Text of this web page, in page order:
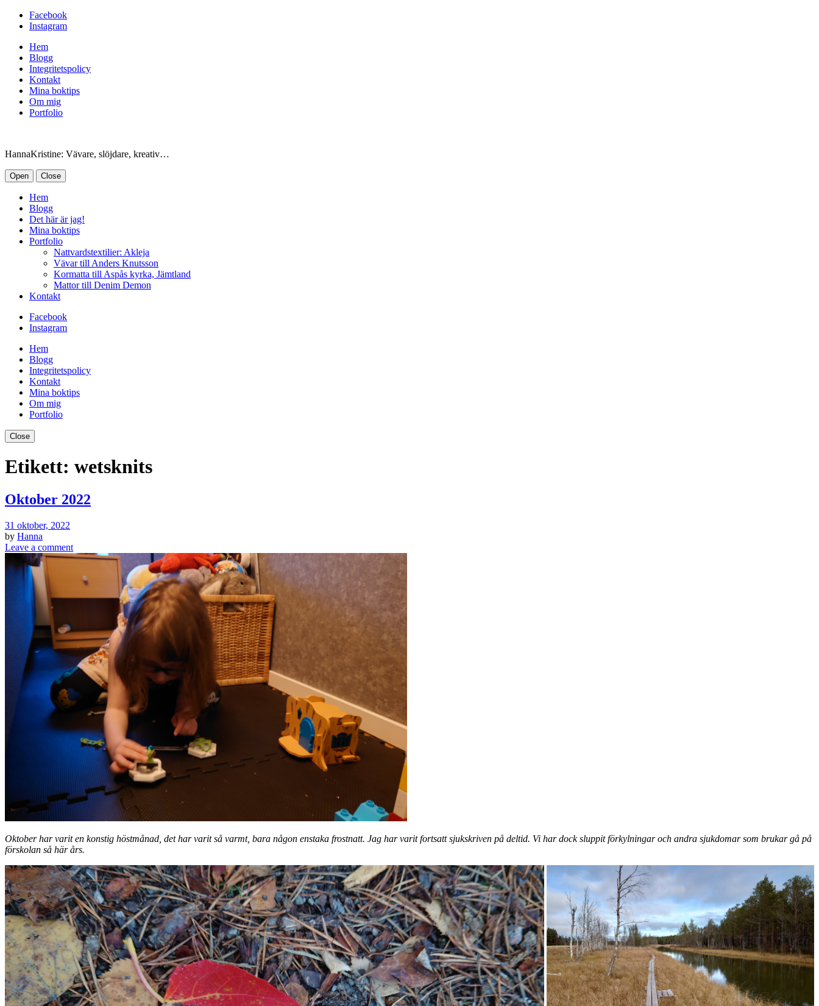
Facebook
Instagram
Hem
Blogg
Integritetspolicy
Kontakt
Mina boktips
Om mig
Portfolio
HannaKristine: Vävare, slöjdare, kreativ…
Open Close
Hem
Blogg
Det här är jag!
Mina boktips
Portfolio
Nattvardstextilier: Akleja
Vävar till Anders Knutsson
Kormatta till Aspås kyrka, Jämtland
Mattor till Denim Demon
Kontakt
Facebook
Instagram
Hem
Blogg
Integritetspolicy
Kontakt
Mina boktips
Om mig
Portfolio
Close
Etikett: wetsknits
Oktober 2022
31 oktober, 2022
by Hanna
Leave a comment
Oktober har varit en konstig höstmånad, det har varit så varmt, bara någon enstaka frostnatt. Jag har varit fortsatt sjukskriven på deltid. Vi har dock sluppit förkylningar och andra sjukdomar som brukar gå på
förskolan så här års.